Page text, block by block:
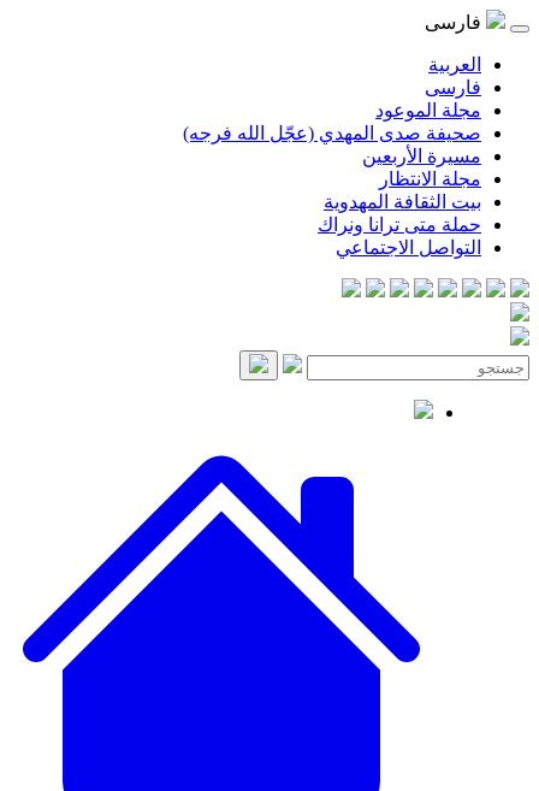
فارسی
العربية
فارسی
مجلة الموعود
صحيفة صدى المهدي (عجّل الله فرجه)
مسيرة الأربعين
مجلة الانتظار
بيت الثقافة المهدوية
حملة متى ترانا ونراك
التواصل الاجتماعي